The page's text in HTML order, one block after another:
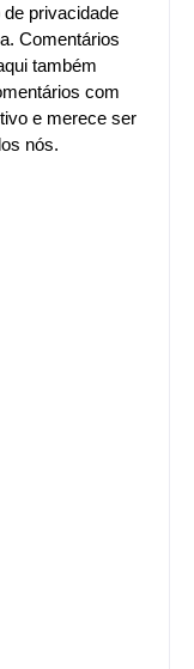
privacidade
Comentários
também
com
e merece ser
nós.